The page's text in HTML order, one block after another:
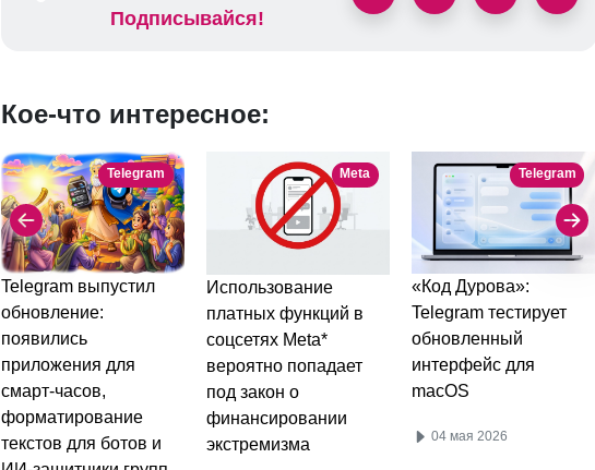
Подписывайся!
Кое-что интересное:
Telegram
Telegram выпустил
обновление:
появились
приложения для
смарт-часов,
форматирование
текстов для ботов и
Meta
Использование
платных функций в
соцсетях Meta*
вероятно попадает
под закон о
финансировании
экстремизма
Telegram
«Код Дурова»:
Telegram тестирует
обновленный
интерфейс для
macOS
04 мая 2026